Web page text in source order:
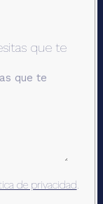
que te
de privacidad.